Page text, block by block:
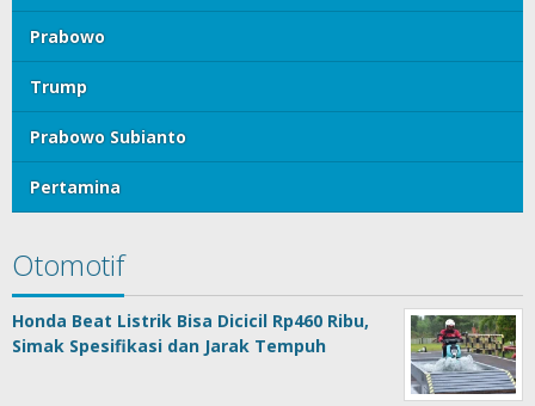
Prabowo
Trump
Prabowo Subianto
Pertamina
Otomotif
Honda Beat Listrik Bisa Dicicil Rp460 Ribu,
Simak Spesifikasi dan Jarak Tempuh